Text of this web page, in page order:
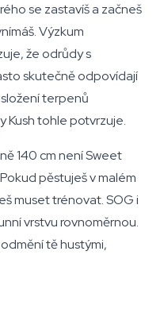
se zastavíš a začneš
Výzkum
že odrůdy s
skutečně odpovídají
terpenů
Kush tohle potvrzuje.
140 cm není Sweet
pěstuješ v malém
muset trénovat. SOG i
vrstvu rovnoměrnou.
tě hustými,